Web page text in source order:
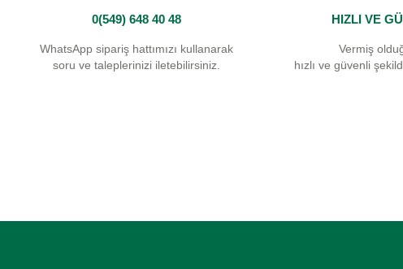
0(549) 648 40 48
WhatsApp sipariş hattımızı kullanarak
soru ve taleplerinizi iletebilirsiniz.
HIZLI VE
Vermiş
hızlı ve güvenli